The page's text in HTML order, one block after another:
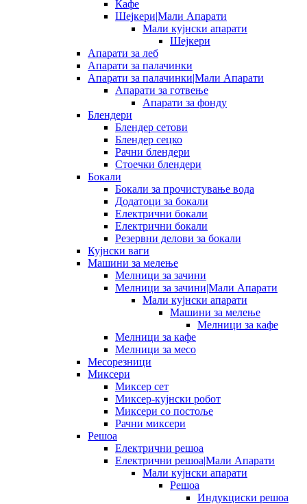
Кафе
Шејкери|Мали Апарати
Мали кујнски апарати
Шејкери
Апарати за леб
Апарати за палачинки
Апарати за палачинки|Мали Апарати
Апарати за готвење
Апарати за фонду
Блендери
Блендер сетови
Блендер сецко
Рачни блендери
Стоечки блендери
Бокали
Бокали за прочистување вода
Додатоци за бокали
Електрични бокали
Електрични бокали
Резервни делови за бокали
Кујнски ваги
Машини за мелење
Мелници за зачини
Мелници за зачини|Мали Апарати
Мали кујнски апарати
Машини за мелење
Мелници за кафе
Мелници за кафе
Мелници за месо
Месорезници
Миксери
Миксер сет
Миксер-кујнски робот
Миксери со постоље
Рачни миксери
Решоа
Електрични решоа
Електрични решоа|Мали Апарати
Мали кујнски апарати
Решоа
Индукциски решоа